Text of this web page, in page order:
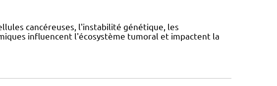
cancéreuses, l'instabilité génétique, les
influencent l'écosystème tumoral et impactent la